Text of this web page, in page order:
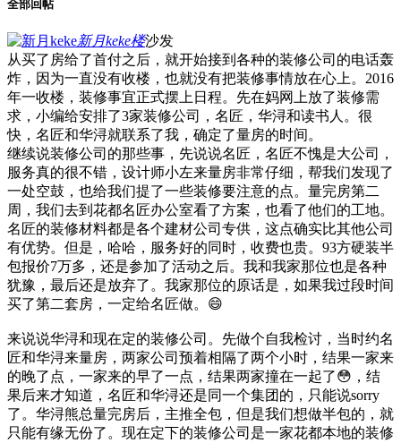
全部回帖
新月keke楼沙发
从买了房给了首付之后，就开始接到各种的装修公司的电话轰
炸，因为一直没有收楼，也就没有把装修事情放在心上。2016
年一收楼，装修事宜正式摆上日程。先在妈网上放了装修需
求，小编给安排了3家装修公司，名匠，华浔和读书人。很
快，名匠和华浔就联系了我，确定了量房的时间。
继续说装修公司的那些事，先说说名匠，名匠不愧是大公司，
服务真的很不错，设计师小左来量房非常仔细，帮我们发现了
一处空鼓，也给我们提了一些装修要注意的点。量完房第二
周，我们去到花都名匠办公室看了方案，也看了他们的工地。
名匠的装修材料都是各个建材公司专供，这点确实比其他公司
有优势。但是，哈哈，服务好的同时，收费也贵。93方硬装半
包报价7万多，还是参加了活动之后。我和我家那位也是各种
犹豫，最后还是放弃了。我家那位的原话是，如果我过段时间
买了第二套房，一定给名匠做。😄
来说说华浔和现在定的装修公司。先做个自我检讨，当时约名
匠和华浔来量房，两家公司预着相隔了两个小时，结果一家来
的晚了点，一家来的早了一点，结果两家撞在一起了😳，结
果后来才知道，名匠和华浔还是同一个集团的，只能说sorry
了。华浔熊总量完房后，主推全包，但是我们想做半包的，就
只能有缘无份了。现在定下的装修公司是一家花都本地的装修